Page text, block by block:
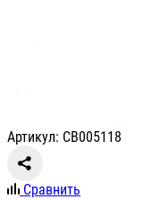
Артикул: СВ005118
Сравнить